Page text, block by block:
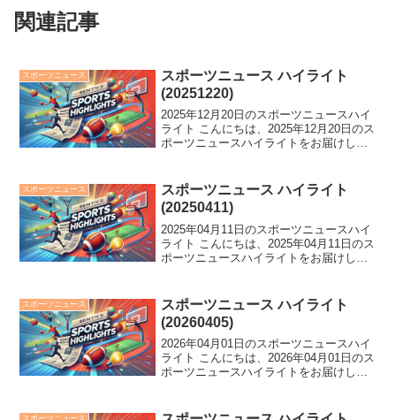
関連記事
スポーツニュース
スポーツニュース ハイライト
(20251220)
2025年12月20日のスポーツニュースハイ
ライト こんにちは、2025年12月20日のス
ポーツニュースハイライトをお届けしま
谷サイン入りカード4.6億円落札など、
ス...
スポーツニュース
スポーツニュース ハイライト
(20250411)
2025年04月11日のスポーツニュースハイ
ライト こんにちは、2025年04月11日のス
ポーツニュースハイライトをお届けしま
位発進、井上尚弥の肉体変化なし？さら
に、来...
スポーツニュース
スポーツニュース ハイライト
(20260405)
2026年04月01日のスポーツニュースハイ
ライト こんにちは、2026年04月01日のス
ポーツニュースハイライトをお届けしま
吉田知那美がロコ退団。スポーツ界に
スポーツニュース